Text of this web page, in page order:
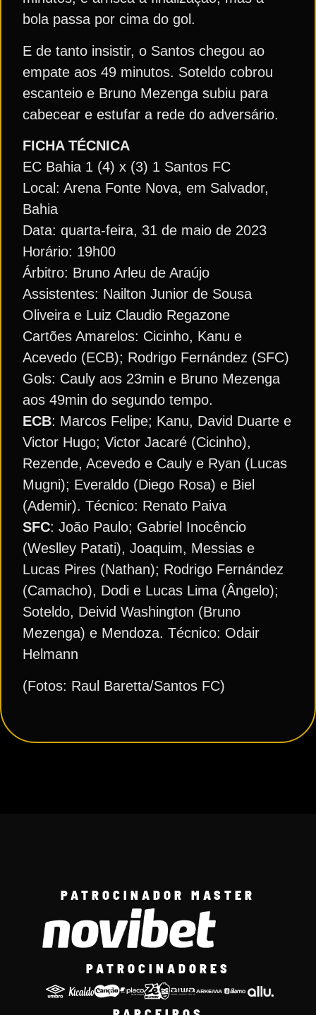
bola passa por cima do gol.
E de tanto insistir, o Santos chegou ao
empate aos 49 minutos. Soteldo cobrou
escanteio e Bruno Mezenga subiu para
cabecear e estufar a rede do adversário.
FICHA TÉCNICA
EC Bahia 1 (4) x (3) 1 Santos FC
Local: Arena Fonte Nova, em Salvador,
Bahia
Data: quarta-feira, 31 de maio de 2023
Horário: 19h00
Árbitro: Bruno Arleu de Araújo
Assistentes: Nailton Junior de Sousa
Oliveira e Luiz Claudio Regazone
Cartões Amarelos: Cicinho, Kanu e
Acevedo (ECB); Rodrigo Fernández (SFC)
Gols: Cauly aos 23min e Bruno Mezenga
aos 49min do segundo tempo.
ECB: Marcos Felipe; Kanu, David Duarte e
Victor Hugo; Victor Jacaré (Cicinho),
Rezende, Acevedo e Cauly e Ryan (Lucas
Mugni); Everaldo (Diego Rosa) e Biel
(Ademir). Técnico: Renato Paiva
SFC: João Paulo; Gabriel Inocêncio
(Weslley Patati), Joaquim, Messias e
Lucas Pires (Nathan); Rodrigo Fernández
(Camacho), Dodi e Lucas Lima (Ângelo);
Soteldo, Deivid Washington (Bruno
Mezenga) e Mendoza. Técnico: Odair
Helmann
(Fotos: Raul Baretta/Santos FC)
PATROCINADOR MASTER
PATROCINADORES